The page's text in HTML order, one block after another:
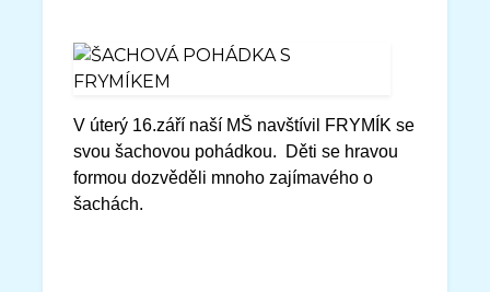
V úterý 16.září naší MŠ navštívil FRYMÍK se
svou šachovou pohádkou. Děti se hravou
formou dozvěděli mnoho zajímavého o
šachách.